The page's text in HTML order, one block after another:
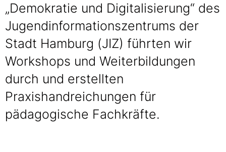
„Demokratie und Digitalisierung“ des
Jugendinformationszentrums der
Stadt Hamburg (JIZ) führten wir
Workshops und Weiterbildungen
durch und erstellten
Praxishandreichungen für
pädagogische Fachkräfte.